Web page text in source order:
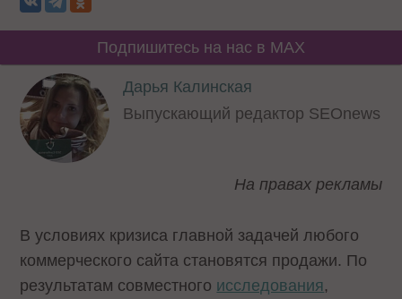
Подпишитесь на нас в MAX
Дарья Калинская
Выпускающий редактор SEOnews
На правах рекламы
В условиях кризиса главной задачей любого
коммерческого сайта становятся продажи. По
результатам совместного исследования,